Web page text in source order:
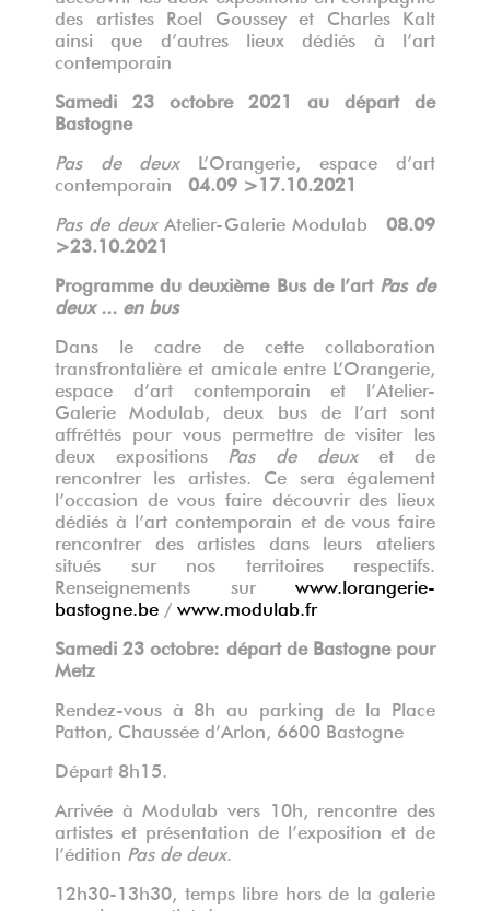
des artistes Roel Goussey et Charles Kalt
ainsi que d’autres lieux dédiés à l’art
contemporain
Samedi 23 octobre 2021 au départ de
Bastogne
Pas de deux L’Orangerie, espace d’art
contemporain 04.09 >17.10.2021
Pas de deux Atelier-Galerie Modulab 08.09
>23.10.2021
Programme du deuxième Bus de l’art Pas de
deux ... en bus
Dans le cadre de cette collaboration
transfrontalière et amicale entre L’Orangerie,
espace d’art contemporain et l’Atelier-
Galerie Modulab, deux bus de l’art sont
affréttés pour vous permettre de visiter les
deux expositions Pas de deuxet de
rencontrer les artistes. Ce sera également
l’occasion de vous faire découvrir des lieux
dédiés à l’art contemporain et de vous faire
rencontrer des artistes dans leurs ateliers
situés sur nos territoires respectifs.
Renseignements sur www.lorangerie-
bastogne.be / www.modulab.fr
Samedi 23 octobre: départ de Bastogne pour
Metz
Rendez-vous à 8h au parking de la Place
Patton, Chaussée d’Arlon, 6600 Bastogne
Départ 8h15.
Arrivée à Modulab vers 10h, rencontre des
artistes et présentation de l’exposition et de
l’édition Pas de deux.
12h30-13h30, temps libre hors de la galerie